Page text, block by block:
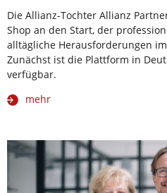
Die Allianz-Tochter Allianz
Shop an den Start, der
alltägliche Herausforderungen
Zunächst ist die Plattform in
verfügbar.
mehr